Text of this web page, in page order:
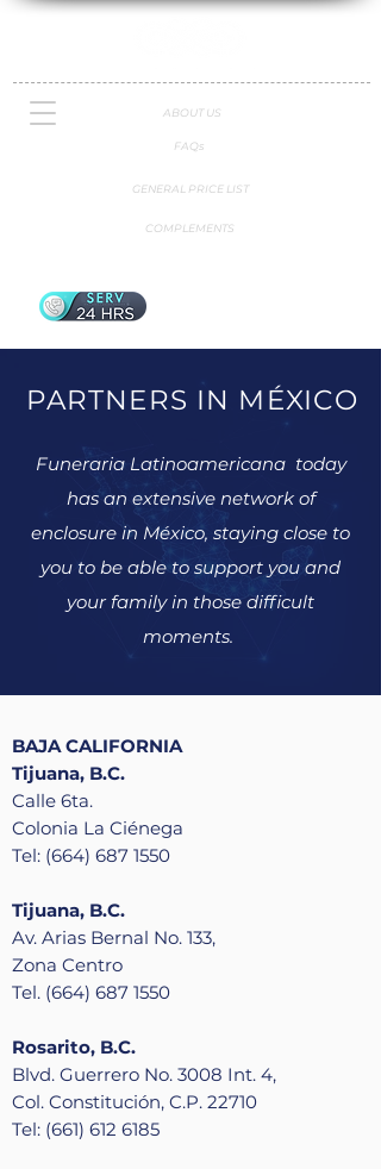
ABOUT US
FAQs
GENERAL PRICE LIST
COMPLEMENTS
PARTNERS IN MÉXICO
Funeraria Latinoamericana today
has an extensive network of
enclosure in México, staying close to
you to be able to support you and
your family in those difficult
moments.
BAJA CALIFORNIA
Tijuana, B.C.
Calle 6ta.
Colonia La Ciénega
Tel: (664) 687 1550
Tijuana, B.C.
Av. Arias Bernal No. 133,
Zona Centro
Tel. (664) 687 1550
Rosarito, B.C.
Blvd. Guerrero No. 3008 Int. 4,
Col. Constitución, C.P. 22710
Tel: (661) 612 6185